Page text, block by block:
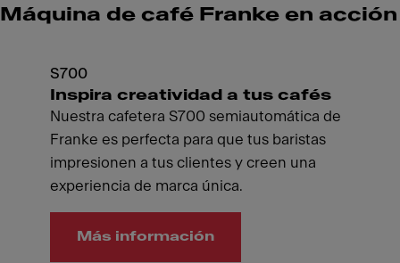
Máquina de café Franke en acción
S700
Inspira creatividad a tus cafés
Nuestra cafetera S700 semiautomática de
Franke es perfecta para que tus baristas
impresionen a tus clientes y creen una
experiencia de marca única.
Más información